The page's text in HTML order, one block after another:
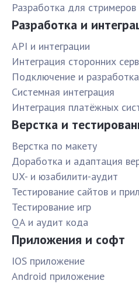
Разработка для стримеров
Разработка и
API и интеграции
Интеграция сторонних
Подключение и
Системная интеграция
Интеграция платёжных
Верстка и
Верстка по макету
Доработка и адаптация
UX- и юзабилити-аудит
Тестирование сайтов и
Тестирование игр
QA и аудит кода
Приложения и софт
IOS приложение
Android приложение